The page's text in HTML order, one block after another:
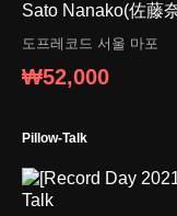
Sato Nanako(佐藤
도프레코드 서울 마포
₩52,000
Pillow-Talk